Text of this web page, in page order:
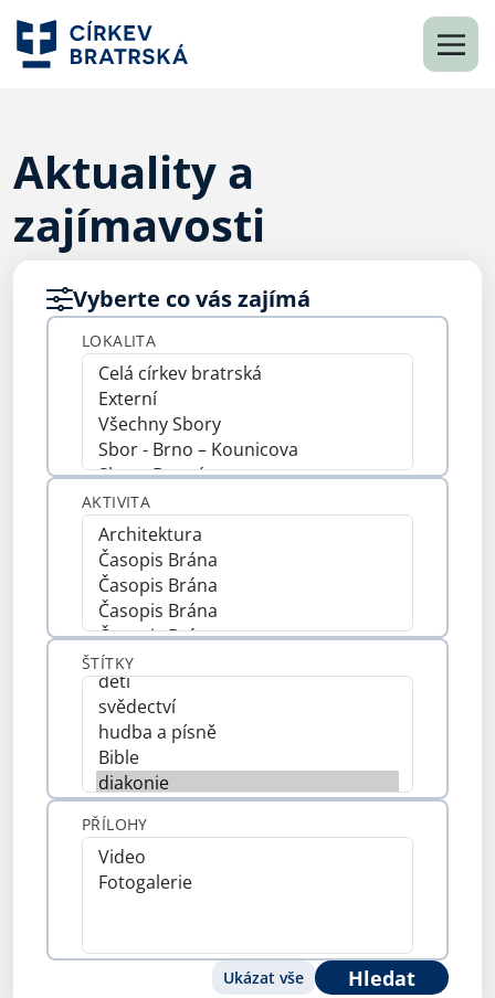
Aktuality a
zajímavosti
Vyberte co vás zajímá
LOKALITA
AKTIVITA
ŠTÍTKY
PŘÍLOHY
Ukázat vše Hledat